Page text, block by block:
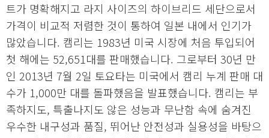
트가 명확해지고 라지 사이즈의 하이브리드 세단으로서
가격이 비교적 저렴한 것이 통하여 일본 내에서 인기가
많았습니다. 캠리는 1983년 미국 시장에 처음 투입되어
첫 해에는 52,651대를 판매했습니다. 그로부터 30년 만
인 2013년 7월 2일 토요타는 미국에서 캠리 누계 판매 대
수가 1,000만 대를 돌파했음을 발표했습니다. 캠리는 부
족하지도, 특출나지도 않은 성능과 무난함 속에 숨겨진
우수한 내구성과 품질, 뛰어난 안전성과 실용성을 바탕으